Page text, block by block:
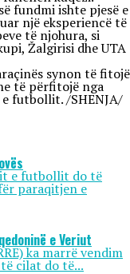
fundmi ishte pjesë e
një eksperiencë të
të njohura, si
Žalgirisi dhe UTA
synon të fitojë
të përfitojë nga
futbollit. /SHENJA/
e futbollit do të
paraqitjen e
e Veriut
ka marrë vendim
cilat do të...